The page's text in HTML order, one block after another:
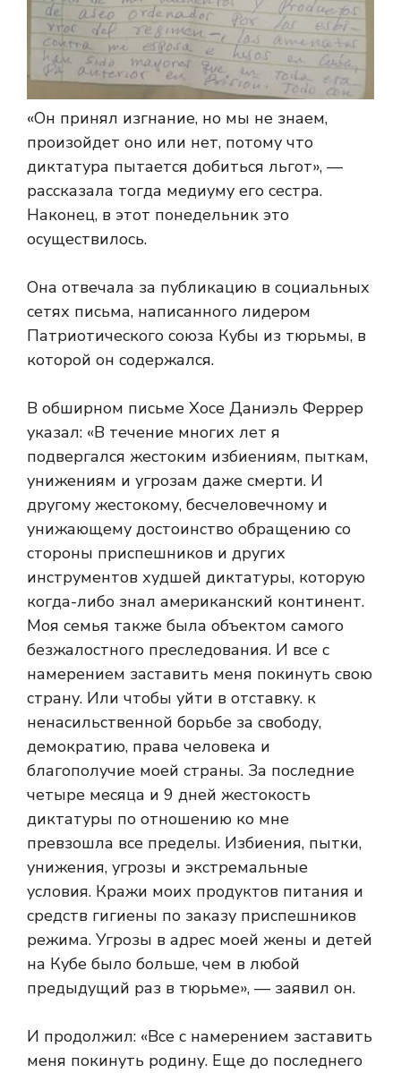
«Он принял изгнание, но мы не знаем,
произойдет оно или нет, потому что
диктатура пытается добиться льгот», —
рассказала тогда медиуму его сестра.
Наконец, в этот понедельник это
осуществилось.
Она отвечала за публикацию в социальных
сетях письма, написанного лидером
Патриотического союза Кубы из тюрьмы, в
которой он содержался.
В обширном письме Хосе Даниэль Феррер
указал: «В течение многих лет я
подвергался жестоким избиениям, пыткам,
унижениям и угрозам даже смерти. И
другому жестокому, бесчеловечному и
унижающему достоинство обращению со
стороны приспешников и других
инструментов худшей диктатуры, которую
когда-либо знал американский континент.
Моя семья также была объектом самого
безжалостного преследования. И все с
намерением заставить меня покинуть свою
страну. Или чтобы уйти в отставку. к
ненасильственной борьбе за свободу,
демократию, права человека и
благополучие моей страны. За последние
четыре месяца и 9 дней жестокость
диктатуры по отношению ко мне
превзошла все пределы. Избиения, пытки,
унижения, угрозы и экстремальные
условия. Кражи моих продуктов питания и
средств гигиены по заказу приспешников
режима. Угрозы в адрес моей жены и детей
на Кубе было больше, чем в любой
предыдущий раз в тюрьме», — заявил он.
И продолжил: «Все с намерением заставить
меня покинуть родину. Еще до последнего